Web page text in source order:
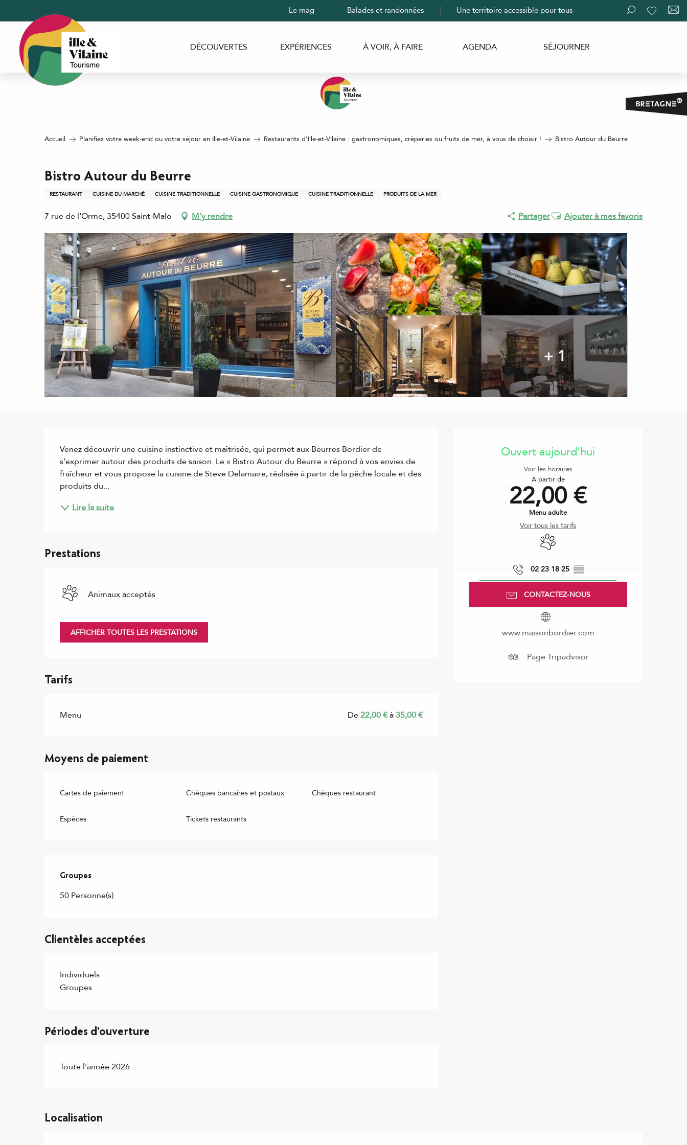
contenu
principal
Recherche
Le mag Balades et randonnées Une territoire accessible pour tous
DÉCOUVERTES EXPÉRIENCES À VOIR, À FAIRE AGENDA SÉJOURNER
Accueil Planifiez votre week-end ou votre séjour en Ille-et-Vilaine Restaurants d’Ille-et-Vilaine : gastronomiques, crêperies ou fruits de mer, à vous de choisir ! Bistro Autour du Beurre
Bistro Autour du Beurre
RESTAURANT CUISINE DU MARCHÉ CUISINE TRADITIONNELLE CUISINE GASTRONOMIQUE CUISINE TRADITIONNELLE PRODUITS DE LA MER
7 rue de l'Orme, 35400 Saint-Malo M'y rendre PartagerAjouter aux favoris
Ajouter à mes favoris
+ 1
Ouvert aujourd'hui
Voir les horaires
À partir de
22,00 €
Menu adulte
Voir tous les tarifs
Animaux acceptés
02 23 18 25 ▒▒
CONTACTEZ-NOUS
www.maisonbordier.com
Page Tripadvisor
Venez découvrir une cuisine instinctive et maîtrisée, qui permet aux Beurres Bordier de
s’exprimer autour des produits de saison. Le « Bistro Autour du Beurre » répond à vos envies de
fraîcheur et vous propose la cuisine de Steve Delamaire, réalisée à partir de la pêche locale et des
produits du...
Lire la suite
Prestations
Animaux acceptés
AFFICHER TOUTES LES PRESTATIONS
Tarifs
Menu De22,00 €à35,00 €
Moyens de paiement
Cartes de paiement Chèques bancaires et postaux Chèques restaurant
Espèces Tickets restaurants
Groupes
Groupes
50 Personne(s)
Clientèles acceptées
Individuels
Groupes
Périodes d'ouverture
Toute l'année 2026
Localisation